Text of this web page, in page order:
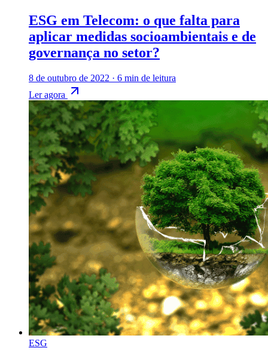
ESG em Telecom: o que falta para
aplicar medidas socioambientais e de
governança no setor?
8 de outubro de 2022 · 6 min de leitura
Ler agora
ESG